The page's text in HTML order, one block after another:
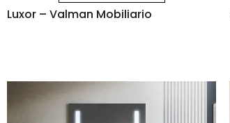
Luxor – Valman Mobiliario